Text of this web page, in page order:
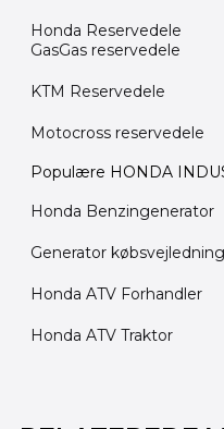
Honda Reservedele
GasGas reservedele
KTM Reservedele
Motocross reservedele
Populære HONDA
Honda Benzingenerator
Generator købsvejledning
Honda ATV Forhandler
Honda ATV Traktor